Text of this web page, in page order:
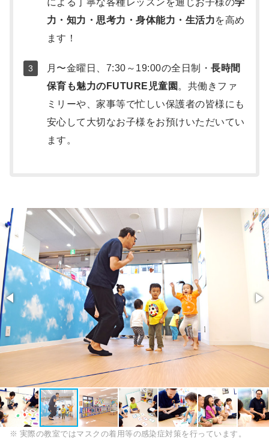
写
真
集
FUTURE
実際の教室ではマスクの着用等の感染症対策を行っています。
による丁寧な各種レッスンを通じお子様の学
力・知力・思考力・身体能力・生活力を高め
ます！
月〜金曜日、7:30～19:00の全日制・長時間
保育も魅力のFUTURE児童園 。共働きファ
ミリーや、家事等で忙しい保護者の皆様にも
安心して大切なお子様をお預けいただいてい
ます。